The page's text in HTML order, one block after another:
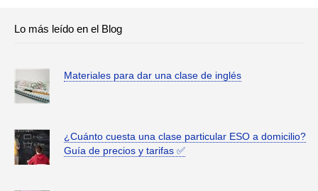
Lo más leído en el Blog
Materiales para dar una clase de inglés
¿Cuánto cuesta una clase particular ESO a domicilio?
Guía de precios y tarifas ✅